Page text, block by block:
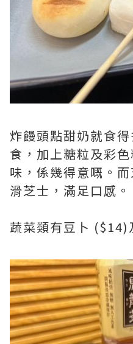
炸饅頭點甜奶就食
食，加上糖粒及彩
味，係幾得意嘅。
滑芝士，滿足口感。
蔬菜類有豆卜 ($14)